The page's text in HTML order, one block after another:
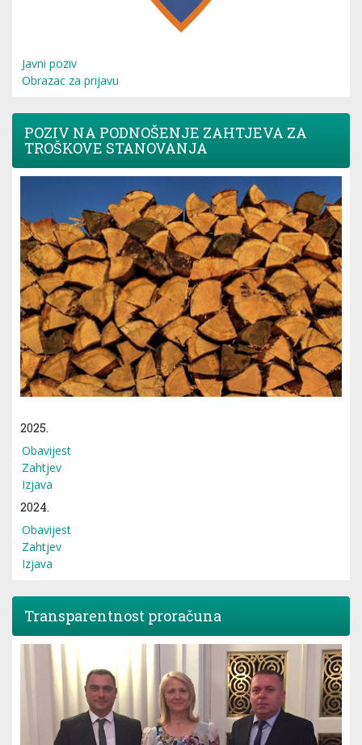
Javni poziv
Obrazac za prijavu
POZIV NA PODNOŠENJE ZAHTJEVA ZA
TROŠKOVE STANOVANJA
2025.
Obavijest
Zahtjev
Izjava
2024.
Obavijest
Zahtjev
Izjava
Transparentnost proračuna